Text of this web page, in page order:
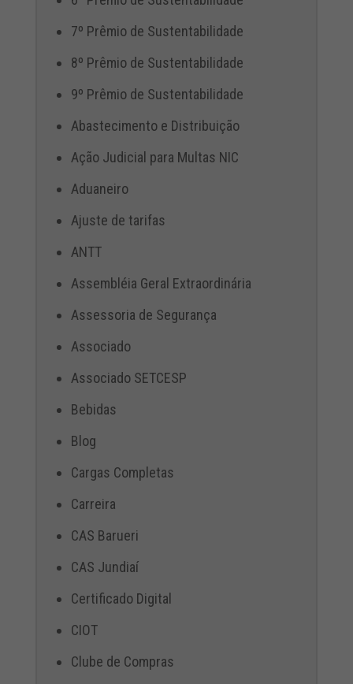
7º Prêmio de Sustentabilidade
8º Prêmio de Sustentabilidade
9º Prêmio de Sustentabilidade
Abastecimento e Distribuição
Ação Judicial para Multas NIC
Aduaneiro
Ajuste de tarifas
ANTT
Assembléia Geral Extraordinária
Assessoria de Segurança
Associado
Associado SETCESP
Bebidas
Blog
Cargas Completas
Carreira
CAS Barueri
CAS Jundiaí
Certificado Digital
CIOT
Clube de Compras